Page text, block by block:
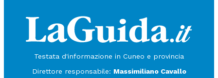
Testata d'informazione in Cuneo e provincia
Direttore responsabile: Massimiliano Cavallo